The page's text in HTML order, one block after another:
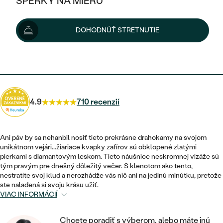
KOMBINOVANÉ ZLATO
PODĽA ŠTÝLU
ETERNITY
VINTAGE
NETRADIČNÉ
POSTRANNÉ DRAHOKAMY
HALO
VINTAGE
SET ZÁSNUBNÉHO PRSTEŇA A
NETRADIČNÉ
ZOSTAVTE SI PRSTEŇ
VÝPREDAJ
ŠPERKY ČO POMÁHAJÚ
PODĽA TYPU
NÁUŠNICE
PRSTENE
PRÍVESKY
NÁRAMKY
SETY
PÁNSKE ŠPERKY
PLATINOVÉ
NAPICHOVACIE
KRUHOVÉ
MINIMALISTICKÉ
VISIACE
SOLITÉR
ZLATÉ
STRIEBORNÉ
PODĽA ŠTÝLU
SOLITÉR
NARODENIE DIEŤAŤA
PERSONALIZOVANÉ
SO ZNAMENÍM ZVEROKRUHU
MINIMALISTICKÉ
VÝPREDAJ
ZLATÉ
STRIEBORNÉ
PODĽA ŠTÝLU
ETERNITY
MINIMALISTICKÉ
DOHODNÚŤ STRETNUTIE
7 029 €
Šperk vám doručíme do 3 - 4 týždňov. Možnosti doručenia
4.9 710 recenzií
Ani páv by sa nehanbil nosiť tieto prekrásne drahokamy na svojom
unikátnom vejári...žiariace kvapky zafírov sú obklopené zlatými
pierkami s diamantovým leskom. Tieto náušnice neskromnej vizáže sú
tým pravým pre dnešný dôležitý večer. S klenotom ako tento,
nestratíte svoj kľud a nerozhádže vás nič ani na jedinú minútku, pretože
ste naladená si svoju krásu užiť.
VIAC INFORMÁCIÍ
Chcete poradiť s výberom, alebo máte inú